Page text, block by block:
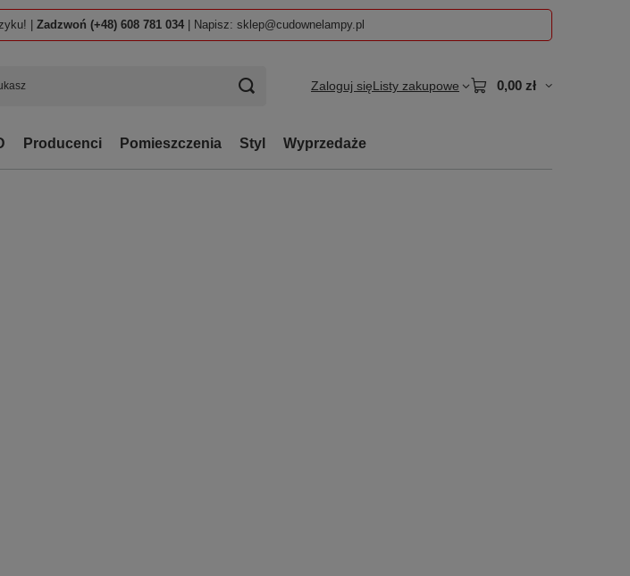
| Zadzwoń (+48) 608 781 034 | Napisz: sklep@cudownelampy.pl
Zaloguj sięListy zakupowe 0,00 zł
Producenci Pomieszczenia Styl Wyprzedaże